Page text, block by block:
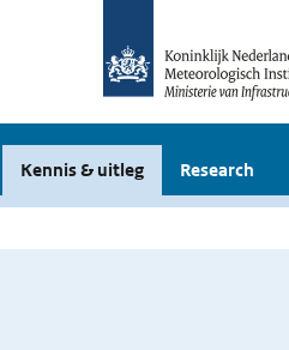
Kennis & uitleg Research